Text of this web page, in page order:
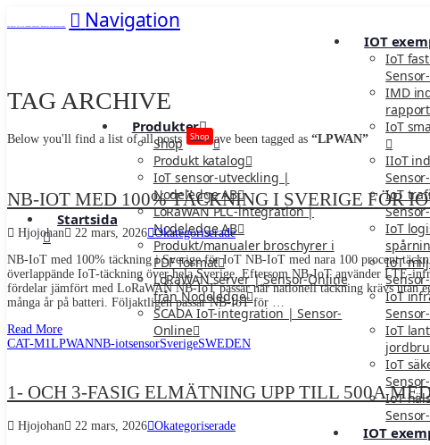
IoT portal för alla typer av sensorer, gateways och nätverkstyper. Navigation
Startsida
Produkter
Shop Shop
Produkt katalog
IoT sensor-utveckling |
Nodeledge AB
LoRaWAN PLC-integration |
Nodeledge AB
Produkt/manualer broschyrer i
PDF format
LoRaWAN server | Sensor-Online
från Nodeledge
SCADA IoT-integration | Sensor-
Online
IOT
IoT
IMD
IoT
IIoT
IoT
IoT
IoT
IoT
IoT
IoT
IoT
IOT
TAG ARCHIVE
Below you'll find a list of all posts that have been tagged as “LPWAN”
NB-IOT MED 100% TÄCKNING I SVERIGE FÖR
Hjojohan 22 mars, 2026 Okategoriserade
NB-IoT med 100% täckning i Sverige för IoT NB-IoT med nara 100 procent
överlappände IoT-täckning över hela Sverige. Eftersom NB-IoT använder LTE-
fördelar jämfört med LoRaWAN NB-IoT passar när nationell täckning krävs utan
många år på batteri. Följaktligen passar NB-IoT för …
Read More
CAT-M1LPWANNB-iotsensorSverigeSWEDEN
1- OCH 3-FASIG ELMÄTNING UPP TILL 500A
Hjojohan 22 mars, 2026 Okategoriserade